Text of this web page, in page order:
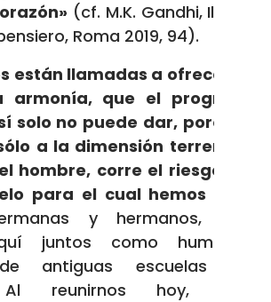
(cf. M.K. Gandhi, Il mio
Roma 2019, 94).
están llamadas a ofrecer al
armonía, que el progreso
solo no puede dar, porque,
a la dimensión terrena y
hombre, corre el riesgo de
para el cual hemos sido
y hermanos, hoy
juntos como humildes
antiguas escuelas de
Al reunirnos hoy, nos